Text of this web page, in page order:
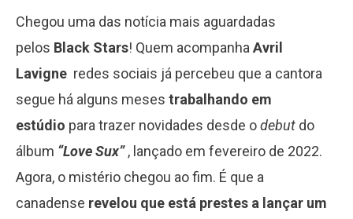
Chegou uma das notícia mais aguardadas
pelos Black Stars! Quem acompanha Avril
Lavigne redes sociais já percebeu que a cantora
segue há alguns meses trabalhando em
estúdio para trazer novidades desde odebut do
álbum “Love Sux”, lançado em fevereiro de 2022.
Agora, o mistério chegou ao fim. É que a
canadense revelou que está prestes a lançar um